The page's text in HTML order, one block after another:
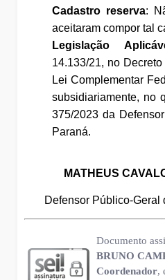
Cadastro reserva:
aceitaram compor tal
Legislação
14.133/21, no
Lei Complementar
subsidiariamente, no
375/2023 da
Paraná.
MATHEUS
Defensor Público-Geral
Documento
BRUNO
Coordenador,